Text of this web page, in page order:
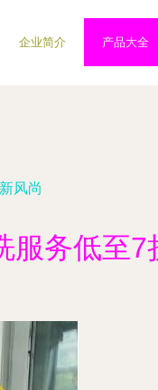
企业简介 产品大全
风尚
务低至7